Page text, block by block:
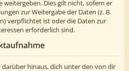
Dies gilt nicht, sofern er
zur Weitergabe der Daten (z. B.
verpflichtet ist oder die Daten zur
erforderlich sind.
hinaus, dich unter den von dir